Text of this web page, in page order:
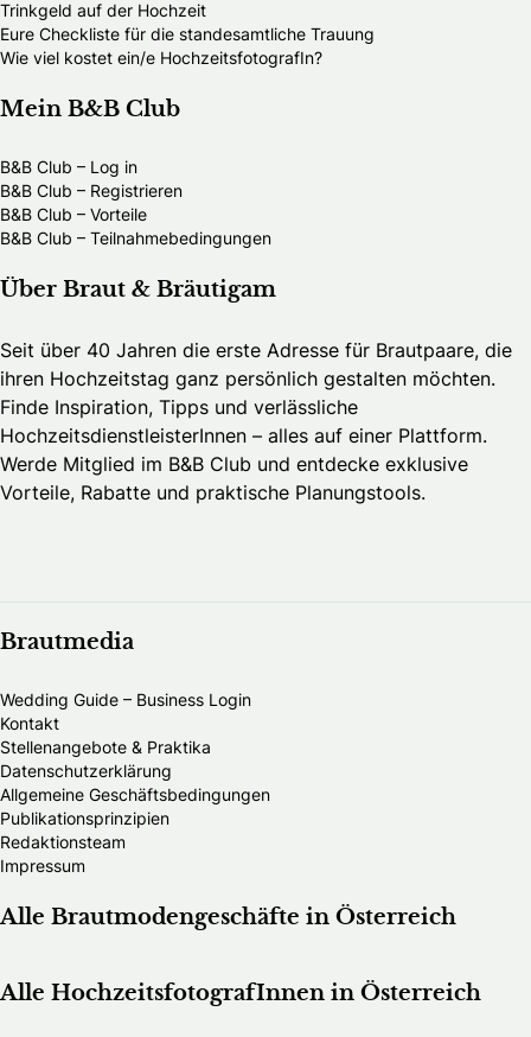
Trinkgeld auf der Hochzeit
Eure Checkliste für die standesamtliche Trauung
Wie viel kostet ein/e HochzeitsfotografIn?
Mein B&B Club
B&B Club – Log in
B&B Club – Registrieren
B&B Club – Vorteile
B&B Club – Teilnahmebedingungen
Über Braut & Bräutigam
Seit über 40 Jahren die erste Adresse für Brautpaare, die
ihren Hochzeitstag ganz persönlich gestalten möchten.
Finde Inspiration, Tipps und verlässliche
HochzeitsdienstleisterInnen – alles auf einer Plattform.
Werde Mitglied im B&B Club und entdecke exklusive
Vorteile, Rabatte und praktische Planungstools.
Brautmedia
Wedding Guide – Business Login
Kontakt
Stellenangebote & Praktika
Datenschutzerklärung
Allgemeine Geschäftsbedingungen
Publikationsprinzipien
Redaktionsteam
Impressum
Alle Brautmodengeschäfte in Österreich
Alle HochzeitsfotografInnen in Österreich